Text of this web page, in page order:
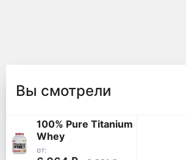
Вы смотрели
100% Pure Titanium
Whey
от: